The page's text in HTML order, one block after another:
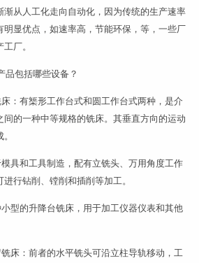
渐从人工化走向自动化，因为传统的生产速率
显优点，如速率高，节能环保，等，一些厂
厂。
品包括哪些设备？
床：有榘形工作台式和圆工作台式两种，是介
间的一种中等规格的铣床。其垂直方向的运动
模具和工具制造，配有立铣头、万用角度工作
行钻削、镗削和插削等加工。
小型的升降台铣床，用于加工仪器仪表和其他
铣床：前者的水平铣头可沿立柱导轨移动，工